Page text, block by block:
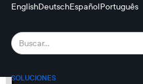
EnglishDeutschEspañolPortuguês
SOLUCIONES